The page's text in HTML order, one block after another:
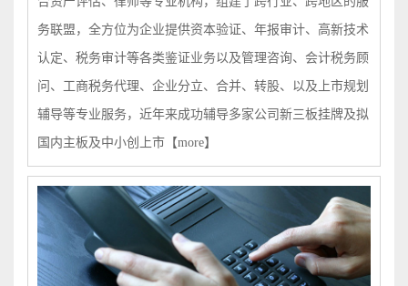
务联盟，全方位为企业提供资本验证、年报审计、高新技术
认定、税务审计等各类鉴证业务以及管理咨询、会计税务顾
问、工商税务代理、企业分立、合并、转股、以及上市规划
辅导等专业服务，近年来成功辅导多家公司新三板挂牌及拟
国内主板及中小创上市 【more】